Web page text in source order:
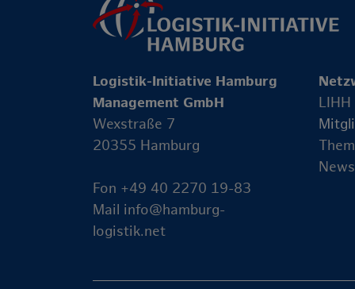
Logistik-Initiative Hamburg
Management GmbH
Wexstraße 7
20355 Hamburg
Fon +49 40 2270 19-83
Mail info@hamburg-
logistik.net
LIHH
News